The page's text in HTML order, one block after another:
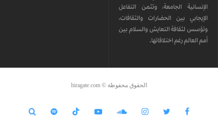
الإنسانية الجامعة، وتثمن التفاعل
الإيجابي بين الحضارات والثقافات،
وتؤسس لثقافة التعايش والسلام بين
أمم العالم رغم اختلافاتها.
الحقوق محفوظة © hiragate.com